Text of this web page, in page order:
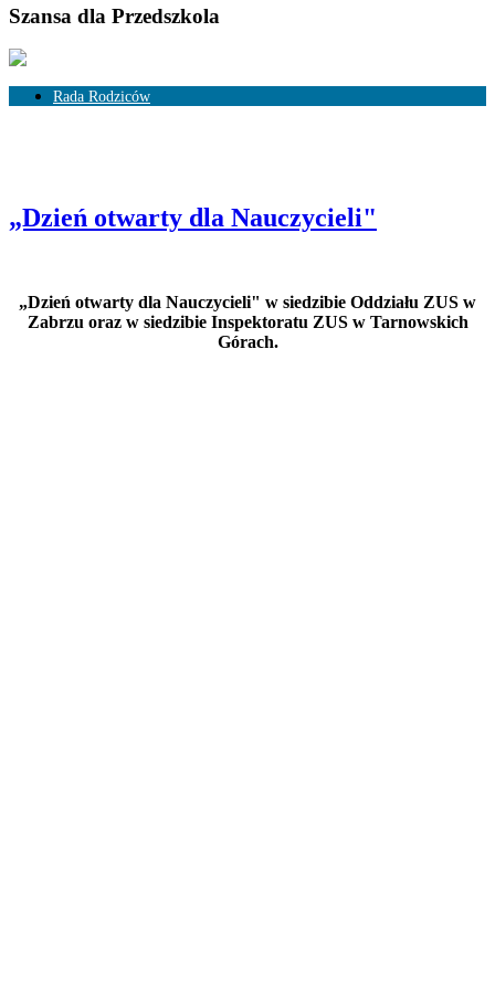
Szansa dla Przedszkola
Rada Rodziców
„Dzień otwarty dla Nauczycieli"
„Dzień otwarty dla Nauczycieli" w siedzibie Oddziału ZUS w
Zabrzu oraz w siedzibie Inspektoratu ZUS w Tarnowskich
Górach.